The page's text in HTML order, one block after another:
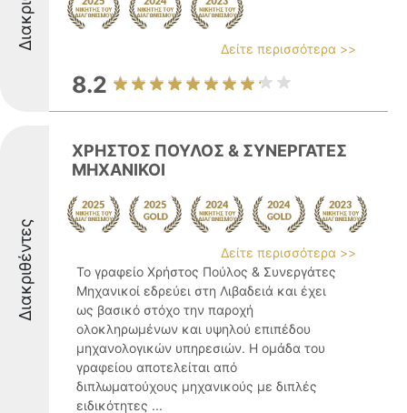
Δείτε περισσότερα >>
8.2
Διακριθέντες
ΧΡΗΣΤΟΣ ΠΟΥΛΟΣ & ΣΥΝΕΡΓΑΤΕΣ
ΜΗΧΑΝΙΚΟΙ
Δείτε περισσότερα >>
Το γραφείο Χρήστος Πούλος & Συνεργάτες
Μηχανικοί εδρεύει στη Λιβαδειά και έχει
ως βασικό στόχο την παροχή
ολοκληρωμένων και υψηλού επιπέδου
μηχανολογικών υπηρεσιών. Η ομάδα του
γραφείου αποτελείται από
διπλωματούχους μηχανικούς με διπλές
ειδικότητες ...